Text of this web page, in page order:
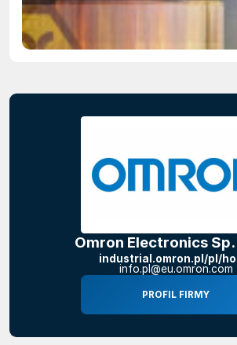
Omron Electronics
industrial.omron.pl/pl/
info.pl@eu.omron.com
PROFIL FIRMY